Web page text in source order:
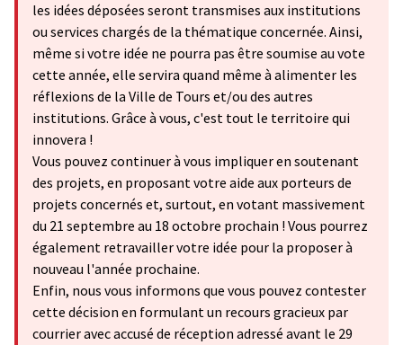
les idées déposées seront transmises aux institutions
ou services chargés de la thématique concernée. Ainsi,
même si votre idée ne pourra pas être soumise au vote
cette année, elle servira quand même à alimenter les
réflexions de la Ville de Tours et/ou des autres
institutions. Grâce à vous, c'est tout le territoire qui
innovera !
Vous pouvez continuer à vous impliquer en soutenant
des projets, en proposant votre aide aux porteurs de
projets concernés et, surtout, en votant massivement
du 21 septembre au 18 octobre prochain ! Vous pourrez
également retravailler votre idée pour la proposer à
nouveau l'année prochaine.
Enfin, nous vous informons que vous pouvez contester
cette décision en formulant un recours gracieux par
courrier avec accusé de réception adressé avant le 29